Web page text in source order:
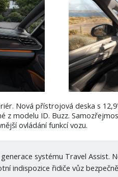
Nová přístrojová deska s
z modelu ID. Buzz.
ovládání funkcí vozu.
systému Travel Assist.
indispozice řidiče vůz